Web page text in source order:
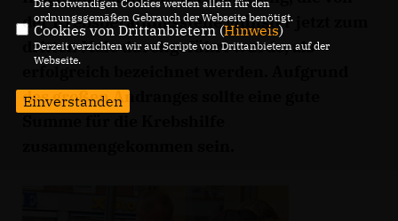
der Krebsberatungsstelle Münster jetzt zum
dritten Male durchgeführt wurde, als
des großen Andranges sollte eine gute
Die notwendigen Cookies werden allein für den
ordnungsgemäßen Gebrauch der Webseite benötigt.
Cookies von Drittanbietern (Hinweis)
Derzeit verzichten wir auf Scripte von Drittanbietern auf der
Webseite.
Einverstanden